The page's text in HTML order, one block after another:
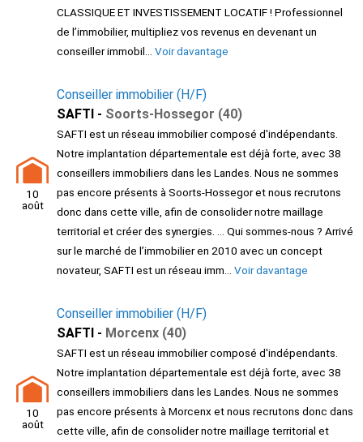
CLASSIQUE ET INVESTISSEMENT LOCATIF ! Professionnel
de l’immobilier, multipliez vos revenus en devenant un
conseiller immobil... Voir davantage
10
août
Conseiller immobilier (H/F)
SAFTI - Soorts-Hossegor (40)
SAFTI est un réseau immobilier composé d'indépendants.
Notre implantation départementale est déjà forte, avec 38
conseillers immobiliers dans les Landes. Nous ne sommes
pas encore présents à Soorts-Hossegor et nous recrutons
donc dans cette ville, afin de consolider notre maillage
territorial et créer des synergies. ... Qui sommes-nous ? Arrivé
sur le marché de l’immobilier en 2010 avec un concept
novateur, SAFTI est un réseau imm... Voir davantage
10
août
Conseiller immobilier (H/F)
SAFTI - Morcenx (40)
SAFTI est un réseau immobilier composé d'indépendants.
Notre implantation départementale est déjà forte, avec 38
conseillers immobiliers dans les Landes. Nous ne sommes
pas encore présents à Morcenx et nous recrutons donc dans
cette ville, afin de consolider notre maillage territorial et